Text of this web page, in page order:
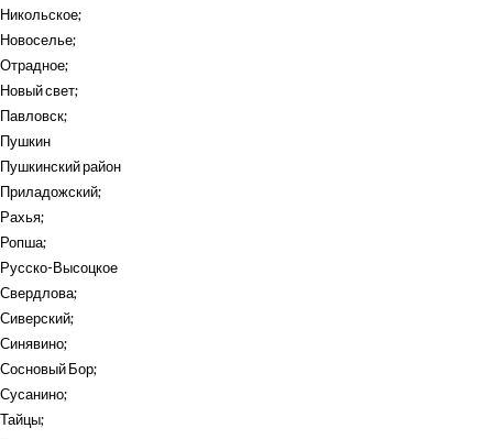
Никольское;
Новоселье;
Отрадное;
Новый свет;
Павловск;
Пушкин
Пушкинский район
Приладожский;
Рахья;
Ропша;
Русско-Высоцкое
Свердлова;
Сиверский;
Синявино;
Сосновый Бор;
Сусанино;
Тайцы;